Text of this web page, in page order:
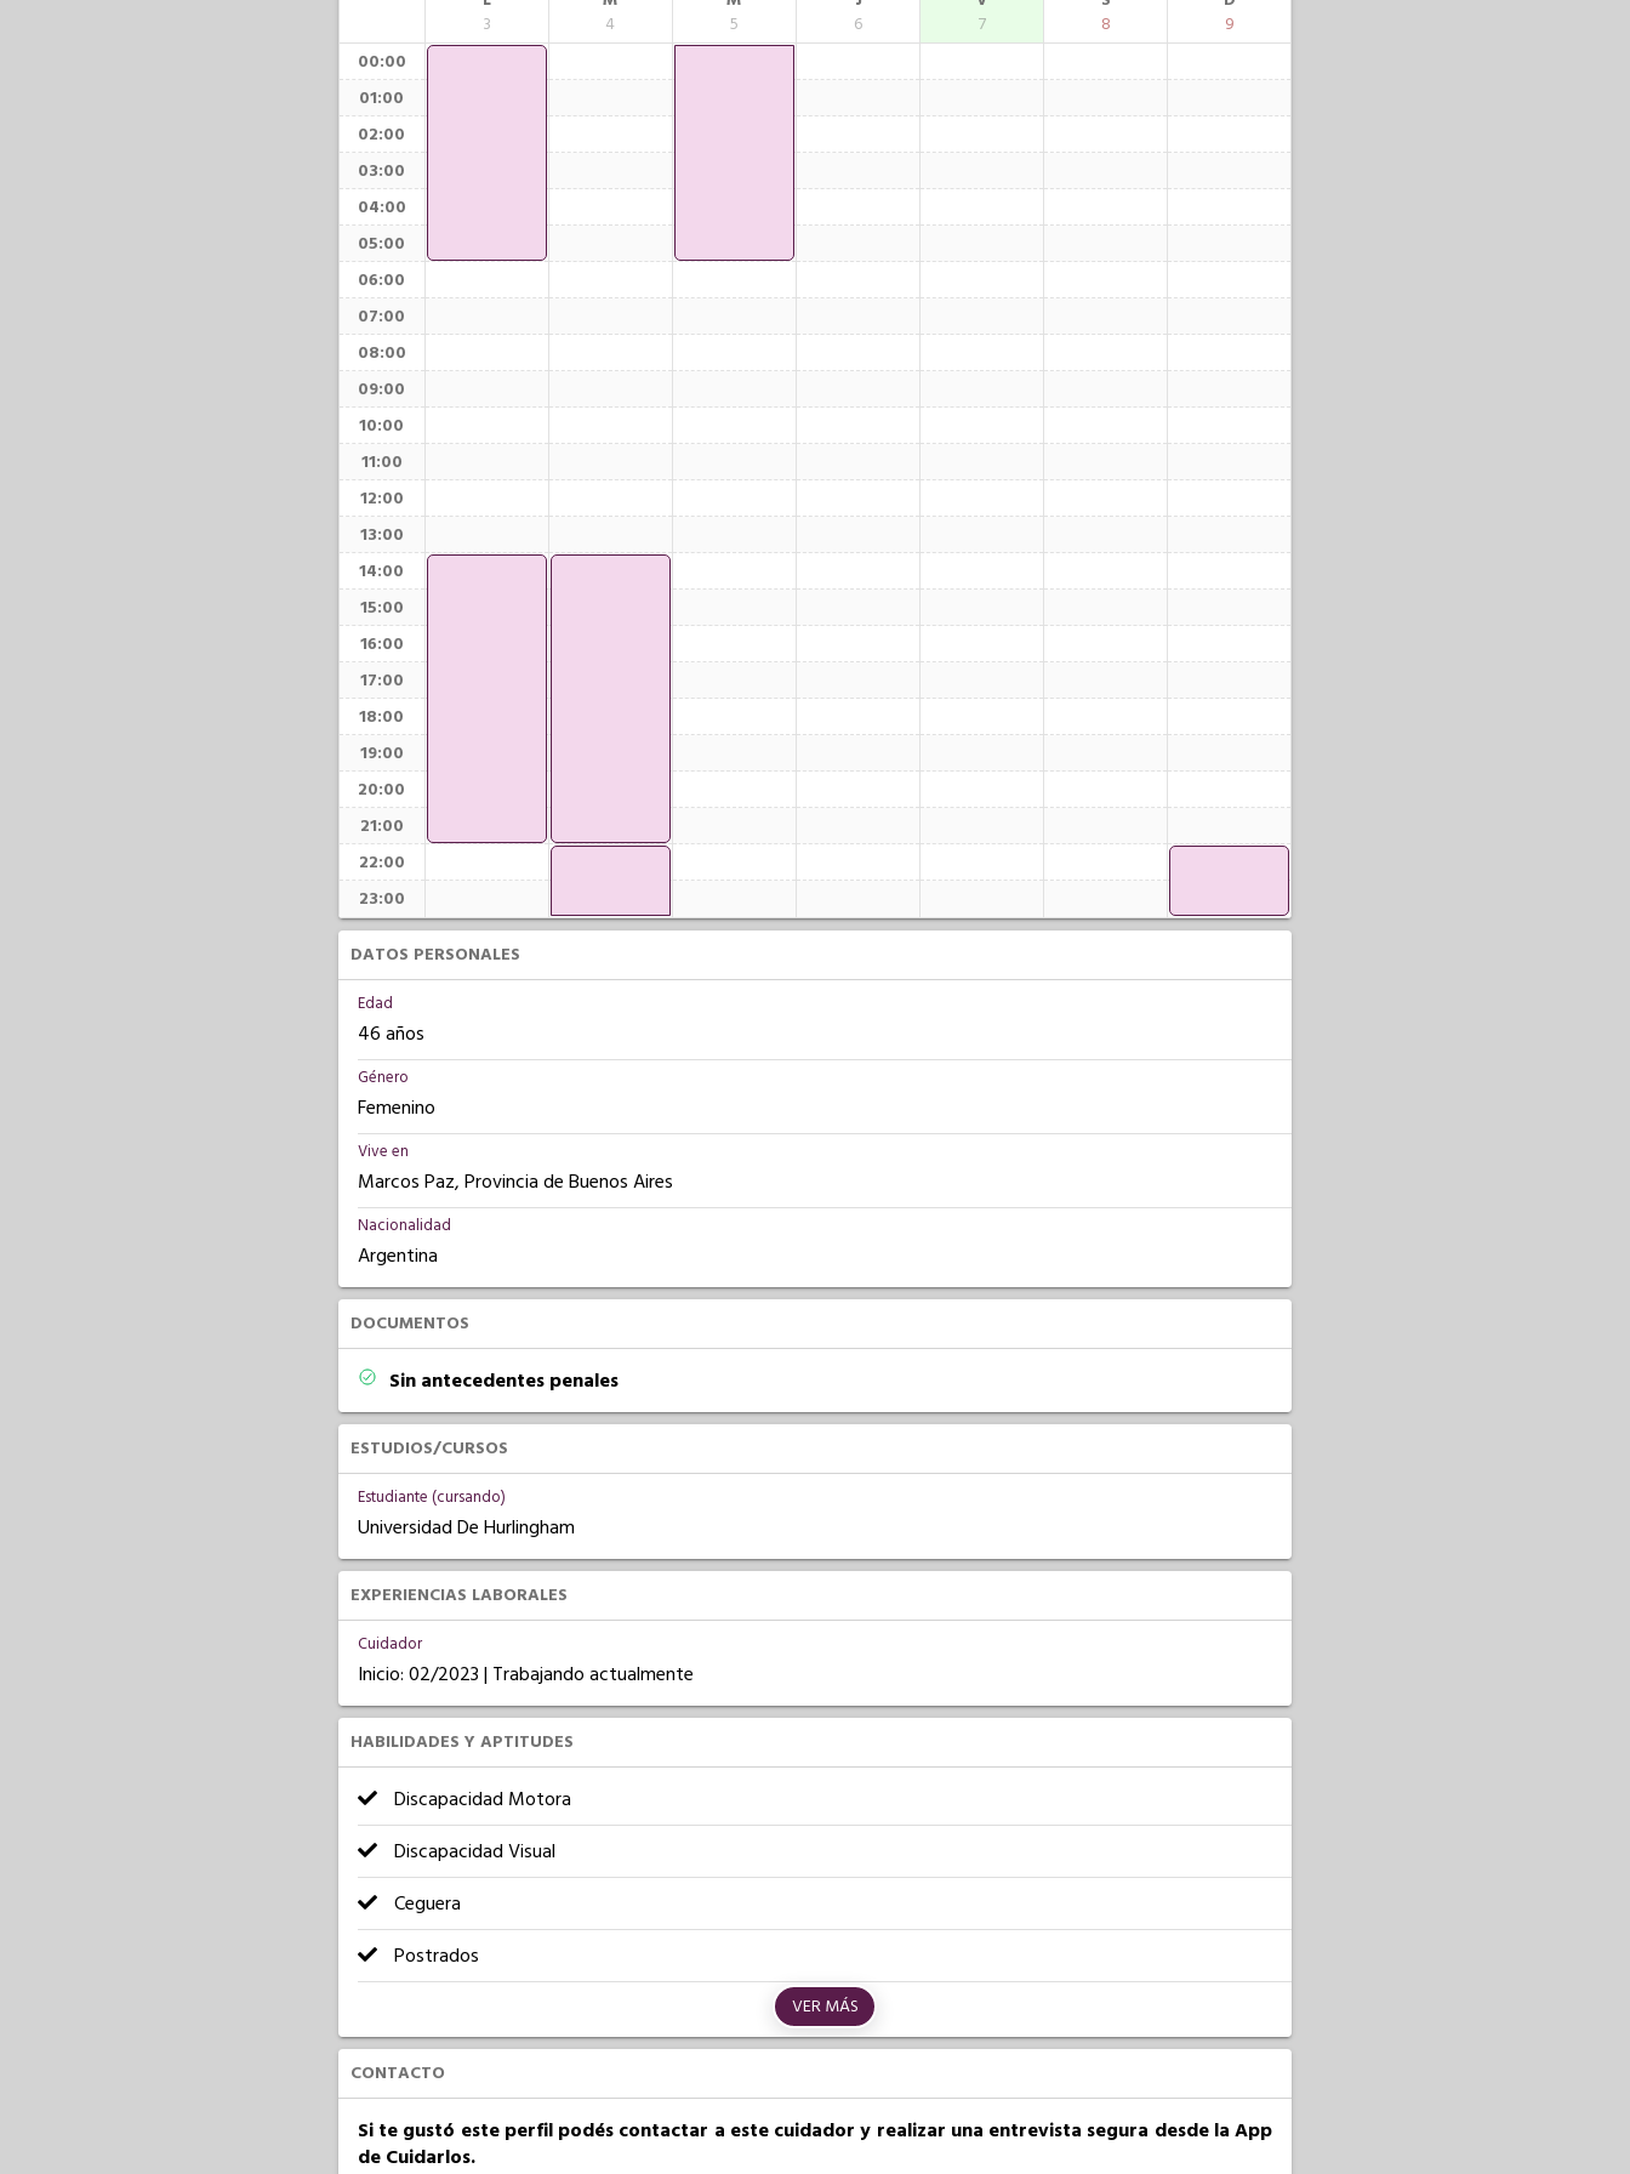
3
4
5
6
7
8
9
00:00
01:00
02:00
03:00
04:00
05:00
06:00
07:00
08:00
09:00
10:00
11:00
12:00
13:00
14:00
15:00
16:00
17:00
18:00
19:00
20:00
21:00
22:00
23:00
DATOS PERSONALES
Edad
46 años
Género
Femenino
Vive en
Marcos Paz, Provincia de Buenos Aires
Nacionalidad
Argentina
DOCUMENTOS
Sin antecedentes penales
ESTUDIOS/CURSOS
Estudiante (cursando)
Universidad De Hurlingham
EXPERIENCIAS LABORALES
Cuidador
Inicio: 02/2023 | Trabajando actualmente
HABILIDADES Y APTITUDES
Discapacidad Motora
Discapacidad Visual
Ceguera
Postrados
VER MÁS
CONTACTO
Si te gustó este perfil podés contactar a este cuidador y realizar una entrevista segura desde la App
de Cuidarlos.